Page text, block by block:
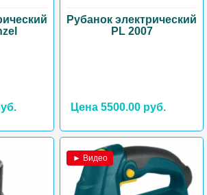
Рубанок электрический
PL 2007
Цена 5500.00 руб.
► Видео